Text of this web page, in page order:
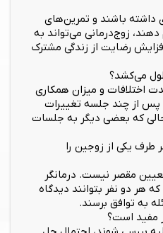
داشته باشند و تمرین‌های
دهند، زوج‌درمانی می‌تواند به
رضایت از زندگی مشترک
می‌کشد؟
اختلافات و میزان همکاری
پس از چند جلسه تغییرات
که بعضی دیگر به جلسات
طرف یکی از زوجین را
مقصر نیست. درمانگر
هر دو نفر بتوانند دیدگاه
به توافق برسند.
مفید است؟